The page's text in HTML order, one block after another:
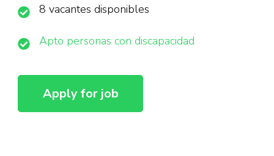
8 vacantes disponibles
Apto personas con discapacidad